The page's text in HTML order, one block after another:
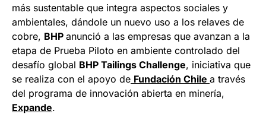
más sustentable que integra aspectos sociales y
ambientales, dándole un nuevo uso a los relaves de
cobre, BHP anunció a las empresas que avanzan a la
etapa de Prueba Piloto en ambiente controlado del
desafío global BHP Tailings Challenge, iniciativa que
se realiza con el apoyo de Fundación Chile a través
del programa de innovación abierta en minería,
Expande.